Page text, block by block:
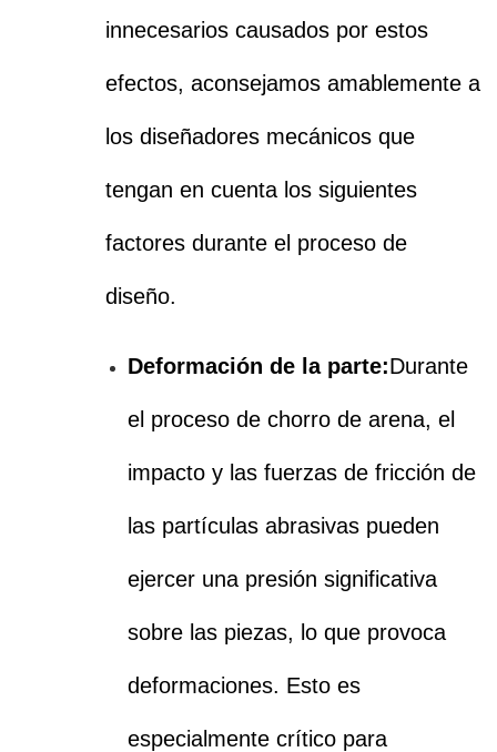
innecesarios causados por estos
efectos, aconsejamos amablemente a
los diseñadores mecánicos que
tengan en cuenta los siguientes
factores durante el proceso de
diseño.
Deformación de la parte:Durante
el proceso de chorro de arena, el
impacto y las fuerzas de fricción de
las partículas abrasivas pueden
ejercer una presión significativa
sobre las piezas, lo que provoca
deformaciones. Esto es
especialmente crítico para